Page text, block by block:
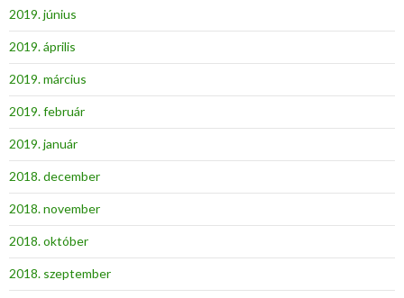
2019. június
2019. április
2019. március
2019. február
2019. január
2018. december
2018. november
2018. október
2018. szeptember